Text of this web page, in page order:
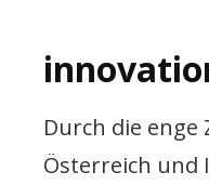
Durch die
Österreich und